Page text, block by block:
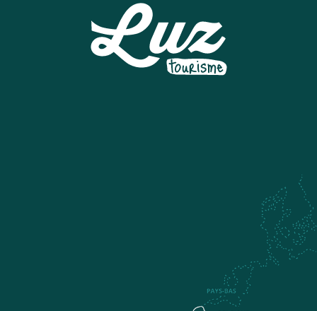
BASTIEN, LA MONTAGNE A VOTRE RYTHME